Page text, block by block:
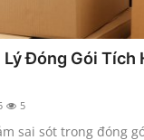
Lý Đóng Gói Tích
5
sai sót trong đóng